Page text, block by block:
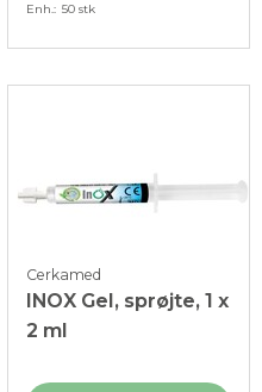
Enh. 50 stk
Cerkamed
INOX Gel, sprøjte, 1 x
2 ml